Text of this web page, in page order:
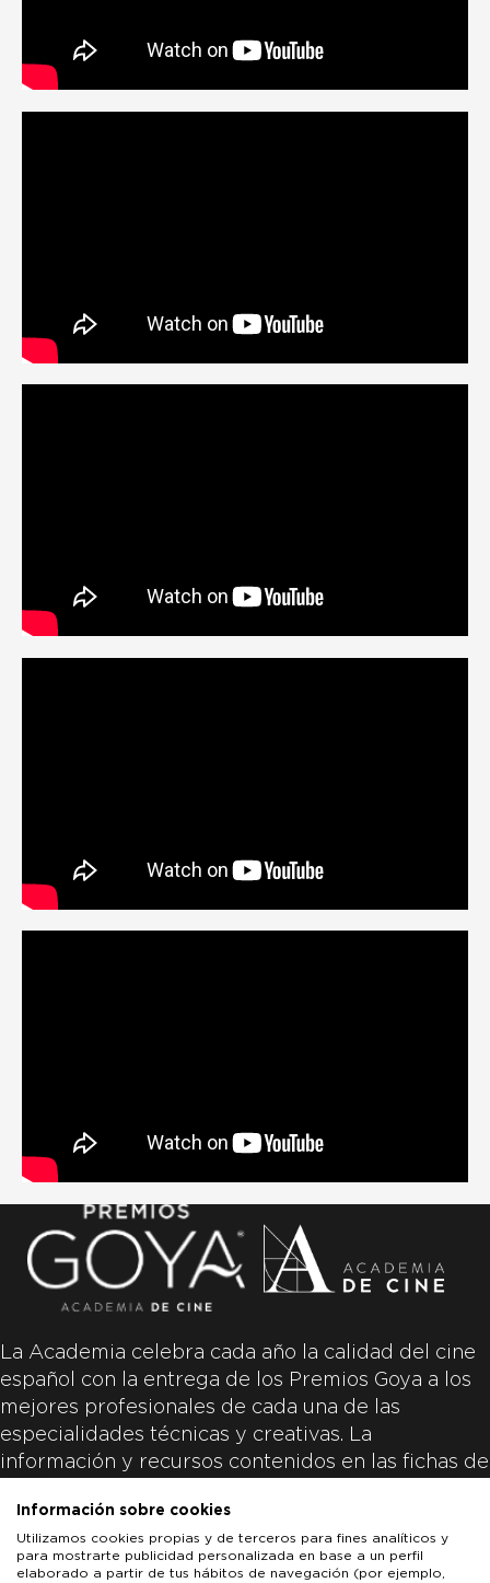
La Academia celebra cada año la calidad del cine
español con la entrega de los Premios Goya a los
mejores profesionales de cada una de las
especialidades técnicas y creativas. La
información y recursos contenidos en las fichas de
productoras de las películas y responsabilidad
única y exclusiva de las mismas.
Información sobre cookies
Utilizamos cookies propias y de terceros para fines analíticos y
para mostrarte publicidad personalizada en base a un perfil
elaborado a partir de tus hábitos de navegación (por ejemplo,